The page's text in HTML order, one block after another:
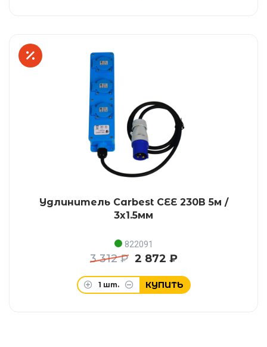
Удлинитель Carbest CEE 230В 5м /
3x1.5мм
822091
3 312 ₽ 2 872 ₽
1 шт. КУПИТЬ